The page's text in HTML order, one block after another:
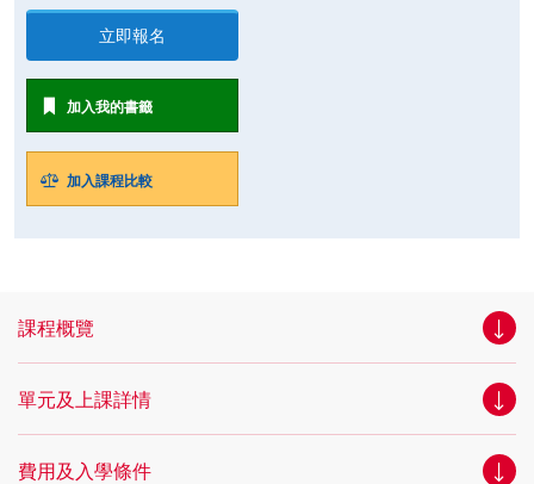
立即報名
加入我的書籤
加入課程比較
課程概覽
單元及上課詳情
費用及入學條件